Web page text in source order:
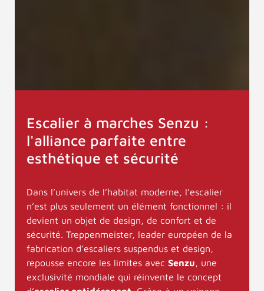
Escalier à marches Senzu :
l'alliance parfaite entre
esthétique et sécurité
Dans l’univers de l’habitat moderne, l’escalier
n’est plus seulement un élément fonctionnel : il
devient un objet de design, de confort et de
sécurité. Treppenmeister, leader européen de la
fabrication d’escaliers suspendus et design,
repousse encore les limites avec Senzu, une
exclusivité mondiale qui réinvente le concept